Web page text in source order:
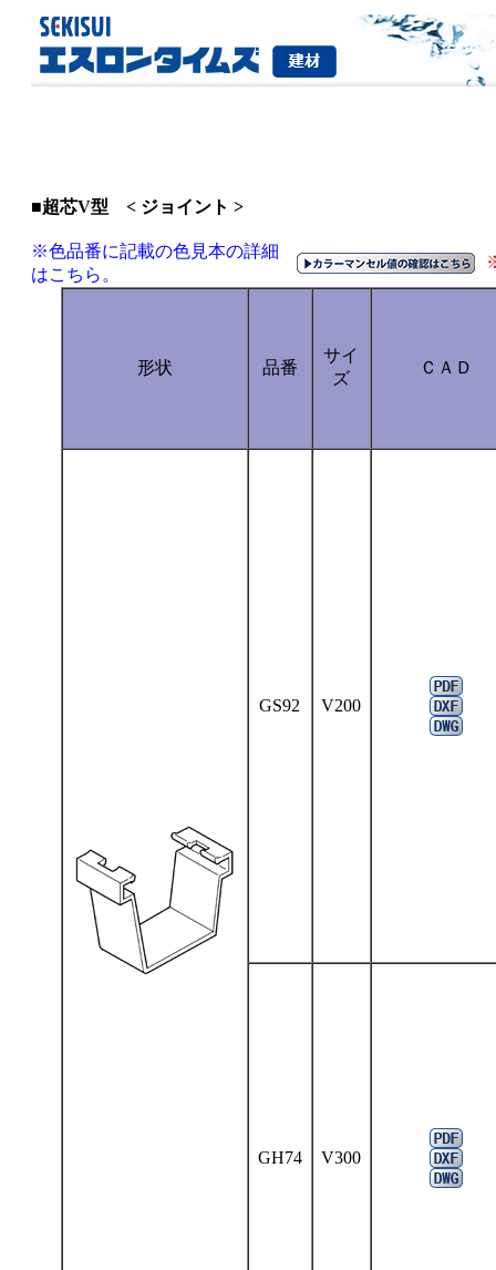
■超芯V型 < ジョイント >
※色品番に記載の色見本の詳細
はこちら。
形状 品番
サイ
ズ
ＣＡＤ
GS92 V200
GH74 V300